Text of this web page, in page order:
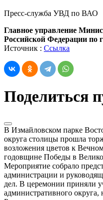
Пресс-служба УВД по ВАО
Главное управление
Российской Федерации по
Источник : Ссылка
Поделиться
В Измайловском парке
округа столицы прошла
возложения цветов к
годовщине Победы в
Мероприятие собрало
администрации и
дел. В церемонии приняли
административного